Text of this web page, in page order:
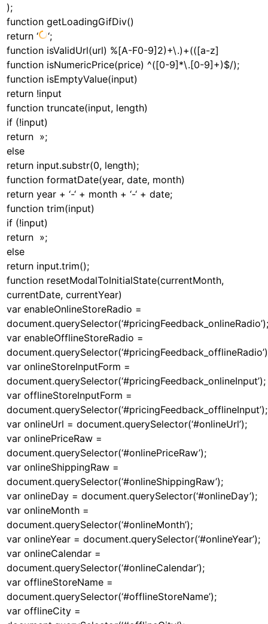
);
function getLoadingGifDiv()
return ‘
‘;
function isValidUrl(url) %[A-F0-9]2)+\.)+(([a-z]
function isNumericPrice(price) ^([0-9]*\.[0-9]+)$/);
function isEmptyValue(input)
return !input
function truncate(input, length)
if (!input)
return »;
else
return input.substr(0, length);
function formatDate(year, date, month)
return year + ‘-‘ + month + ‘-‘ + date;
function trim(input)
if (!input)
return »;
else
return input.trim();
function resetModalToInitialState(currentMonth,
currentDate, currentYear)
var enableOnlineStoreRadio =
var enableOfflineStoreRadio =
var onlineStoreInputForm =
document.querySelector(‘#pricingFeedback_onlineInput’);
var offlineStoreInputForm =
document.querySelector(‘#pricingFeedback_offlineInput’);
var onlineUrl = document.querySelector(‘#onlineUrl’);
var onlinePriceRaw =
document.querySelector(‘#onlinePriceRaw’);
var onlineShippingRaw =
document.querySelector(‘#onlineShippingRaw’);
var onlineDay = document.querySelector(‘#onlineDay’);
var onlineMonth =
document.querySelector(‘#onlineMonth’);
var onlineYear = document.querySelector(‘#onlineYear’);
var onlineCalendar =
document.querySelector(‘#onlineCalendar’);
var offlineStoreName =
document.querySelector(‘#offlineStoreName’);
var offlineCity =